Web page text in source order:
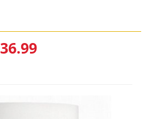
36.99